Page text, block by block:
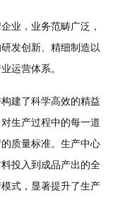
业，业务范畴广泛，
发创新、精细制造以
运营体系。
建了科学高效的精益
生产过程中的每一道
质量标准。生产中心
投入到成品产出的全
式，显著提升了生产